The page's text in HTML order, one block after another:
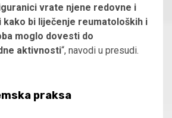
vrate njene redovne i
bi liječenje reumatoloških i
moglo dovesti do
aktivnosti“, navodi u presudi.
praksa